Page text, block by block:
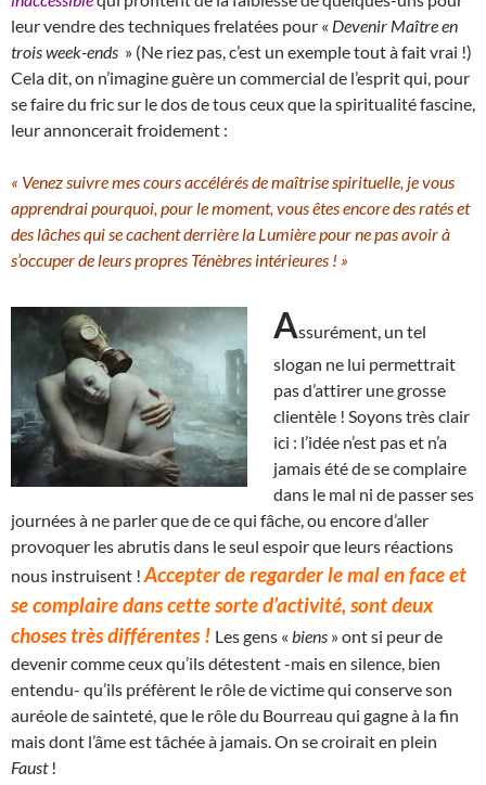
leur vendre des techniques frelatées pour « Devenir Maître en
trois week-ends » (Ne riez pas, c’est un exemple tout à fait vrai !)
Cela dit, on n’imagine guère un commercial de l’esprit qui, pour
se faire du fric sur le dos de tous ceux que la spiritualité fascine,
leur annoncerait froidement :
« Venez suivre mes cours accélérés de maîtrise spirituelle, je vous
apprendrai pourquoi, pour le moment, vous êtes encore des ratés et
des lâches qui se cachent derrière la Lumière pour ne pas avoir à
s’occuper de leurs propres Ténèbres intérieures ! »
Assurément, un tel
slogan ne lui permettrait
pas d’attirer une grosse
clientèle ! Soyons très clair
ici : l’idée n’est pas et n’a
jamais été de se complaire
dans le mal ni de passer ses
journées à ne parler que de ce qui fâche, ou encore d’aller
provoquer les abrutis dans le seul espoir que leurs réactions
nous instruisent ! Accepter de regarder le mal en face et
se complaire dans cette sorte d’activité, sont deux
choses très différentes ! Les gens « biens » ont si peur de
devenir comme ceux qu’ils détestent -mais en silence, bien
entendu- qu’ils préfèrent le rôle de victime qui conserve son
auréole de sainteté, que le rôle du Bourreau qui gagne à la fin
mais dont l’âme est tâchée à jamais. On se croirait en plein
Faust!